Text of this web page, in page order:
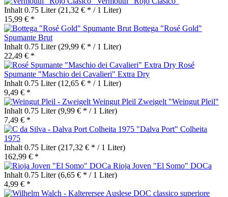
Inhalt 0.75 Liter(21,32 € * / 1 Liter)
15,99 € *
Bottega "Rosé Gold"
Spumante Brut
Inhalt 0.75 Liter(29,99 € * / 1 Liter)
22,49 € *
Rosé
Spumante "Maschio dei Cavalieri" Extra Dry
Inhalt 0.75 Liter(12,65 € * / 1 Liter)
9,49 € *
Zweigelt "Weingut Pleil"
Inhalt 0.75 Liter(9,99 € * / 1 Liter)
7,49 € *
"Dalva Port" Colheita
1975
Inhalt 0.75 Liter(217,32 € * / 1 Liter)
162,99 € *
Rioja Joven "El Somo" DOCa
Inhalt 0.75 Liter(6,65 € * / 1 Liter)
4,99 € *